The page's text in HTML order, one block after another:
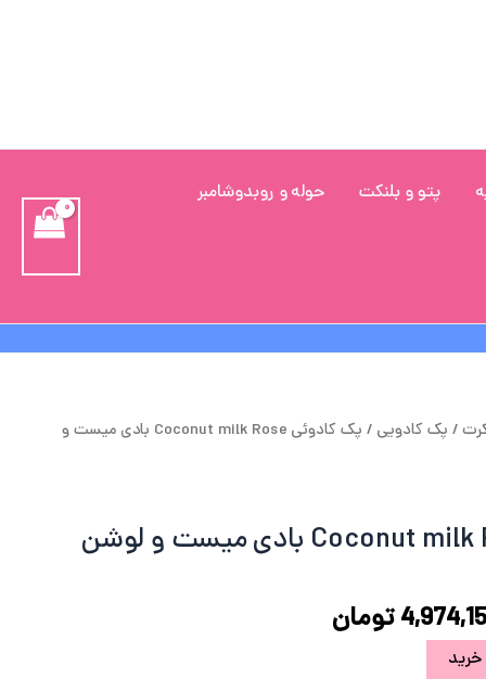
پتو و بلنکت حوله و روبدوشامبر
/ پک کادویی / پک کادوئی Coconut milk Rose بادی میست و
پک کادوئی Coconut milk Rose بادی میست و لوشن
تومان
قیمت